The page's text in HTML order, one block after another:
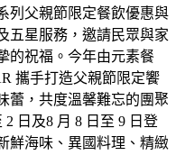
列父親節限定餐飲優惠與
五星服務，邀請民眾與家
的祝福。今年由元素餐
攜手打造父親節限定饗
蕾，共度溫馨難忘的團聚
2 日及8 月 8 日至 9 日登
鮮海味、異國料理、精緻